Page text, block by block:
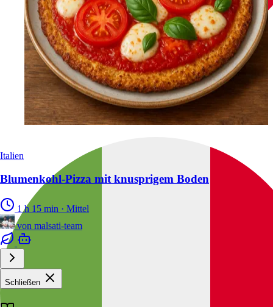
Italien
Blumenkohl-Pizza mit knusprigem Boden
1 h 15 min · Mittel
von malsati-team
Schließen